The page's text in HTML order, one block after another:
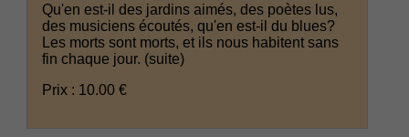
Qu'en est-il des jardins aimés, des poètes lus,
des musiciens écoutés, qu'en est-il du blues?
Les morts sont morts, et ils nous habitent sans
fin chaque jour. (suite)
Prix : 10.00 €